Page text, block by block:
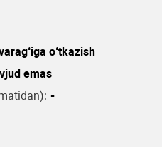
o‘tkazish
emas
-